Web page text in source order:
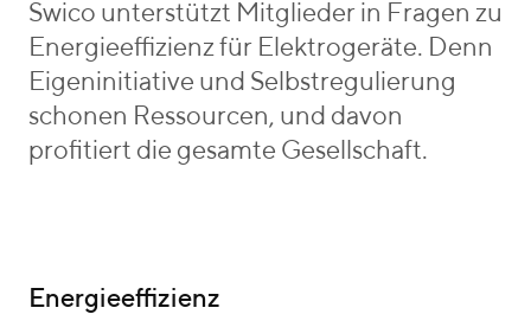
Swico unterstützt Mitglieder in Fragen zu
Energieeffizienz für Elektrogeräte. Denn
Eigeninitiative und Selbstregulierung
schonen Ressourcen, und davon
profitiert die gesamte Gesellschaft.
Energieeffizienz